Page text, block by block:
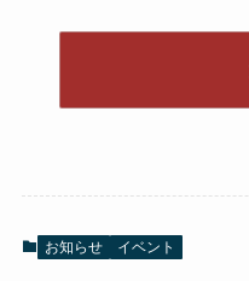
お知らせ イベント